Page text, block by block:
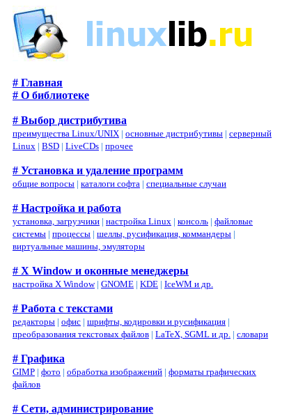
# Главная
# О библиотеке
# Выбор дистрибутива
преимущества Linux/UNIX | основные дистрибутивы | серверный
Linux | BSD | LiveCDs | прочее
# Установка и удаление программ
общие вопросы | каталоги софта | специальные случаи
# Настройка и работа
установка, загрузчики | настройка Linux | консоль | файловые
системы | процессы | шеллы, русификация, коммандеры |
виртуальные машины, эмуляторы
# X Window и оконные менеджеры
настройка X Window| GNOME | KDE | IceWM и др.
# Работа с текстами
редакторы | офис | шрифты, кодировки и русификация |
преобразования текстовых файлов | LaTeX, SGML и др. | словари
# Графика
GIMP | фото | обработка изображений | форматы графических
файлов
# Сети, администрирование